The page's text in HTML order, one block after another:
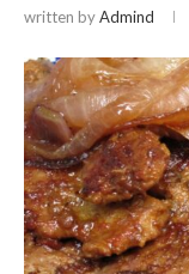
written byAdmind